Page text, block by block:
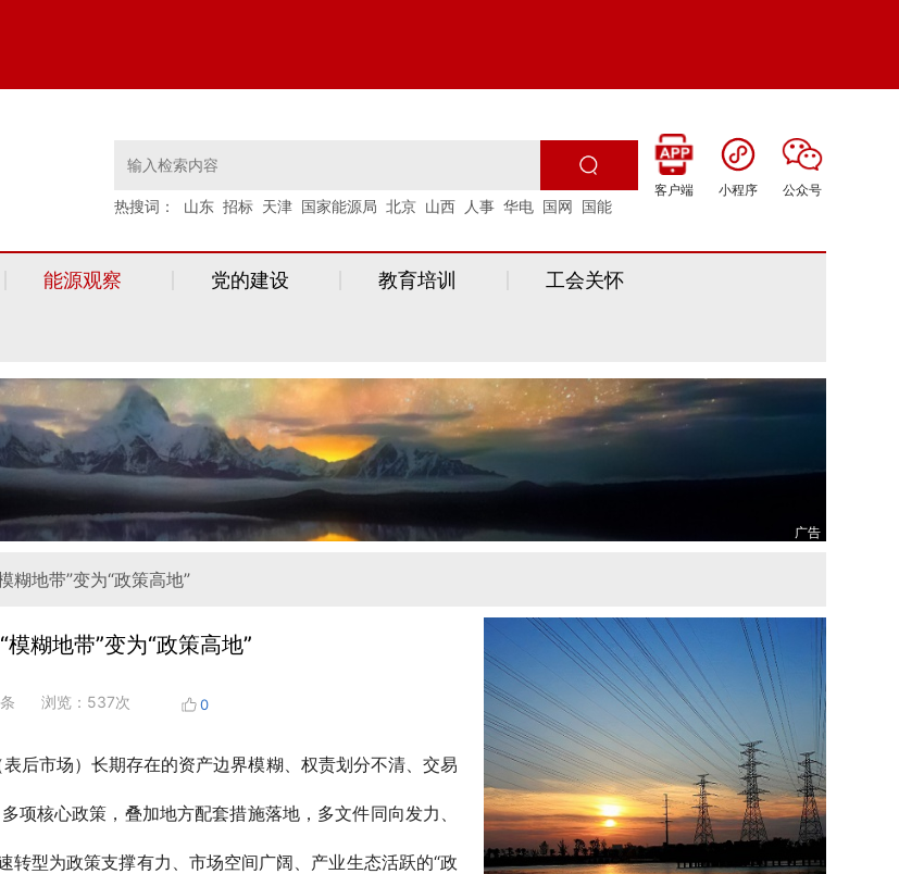
客户端 小程序 公众号
热搜词： 山东 招标 天津 国家能源局 北京 山西 人事 华电 国网 国能
能源观察 党的建设 教育培训 工会关怀
广告
糊地带”变为“政策高地”
糊地带”变为“政策高地”
浏览：537次 0
后市场）长期存在的资产边界模糊、权责划分不清、交易
核心政策，叠加地方配套措施落地，多文件同向发力、
转型为政策支撑有力、市场空间广阔、产业生态活跃的“政